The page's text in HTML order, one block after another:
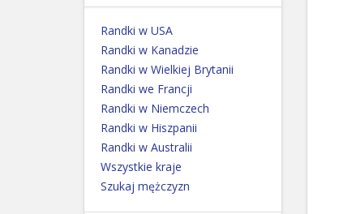
Randki w USA
Randki w Kanadzie
Randki w Wielkiej Brytanii
Randki we Francji
Randki w Niemczech
Randki w Hiszpanii
Randki w Australii
Wszystkie kraje
Szukaj mężczyzn